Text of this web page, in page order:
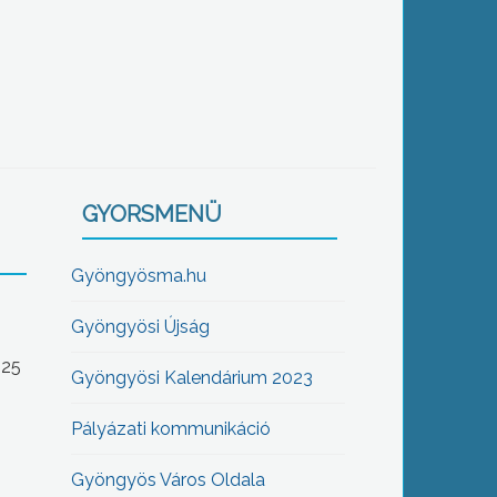
GYORSMENÜ
Gyöngyösma.hu
Gyöngyösi Újság
Gyöngyösi Kalendárium 2023
Pályázati kommunikáció
Gyöngyös Város Oldala